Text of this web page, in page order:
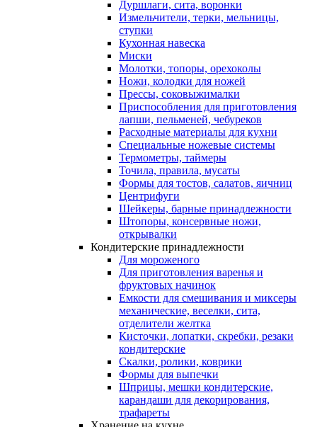
Дуршлаги, сита, воронки
Измельчители, терки, мельницы,
ступки
Кухонная навеска
Миски
Молотки, топоры, орехоколы
Ножи, колодки для ножей
Прессы, соковыжималки
Приспособления для приготовления
лапши, пельменей, чебуреков
Расходные материалы для кухни
Специальные ножевые системы
Термометры, таймеры
Точила, правила, мусаты
Формы для тостов, салатов, яичниц
Центрифуги
Шейкеры, барные принадлежности
Штопоры, консервные ножи,
открывалки
Кондитерские принадлежности
Для мороженого
Для приготовления варенья и
фруктовых начинок
Емкости для смешивания и миксеры
механические, веселки, сита,
отделители желтка
Кисточки, лопатки, скребки, резаки
кондитерские
Скалки, ролики, коврики
Формы для выпечки
Шприцы, мешки кондитерские,
карандаши для декорирования,
трафареты